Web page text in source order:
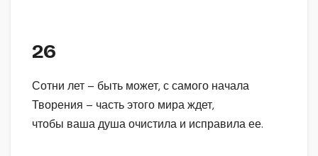
26
Сотни лет – быть может, с самого начала
Творения – часть этого мира ждет,
чтобы ваша душа очистила и исправила ее.